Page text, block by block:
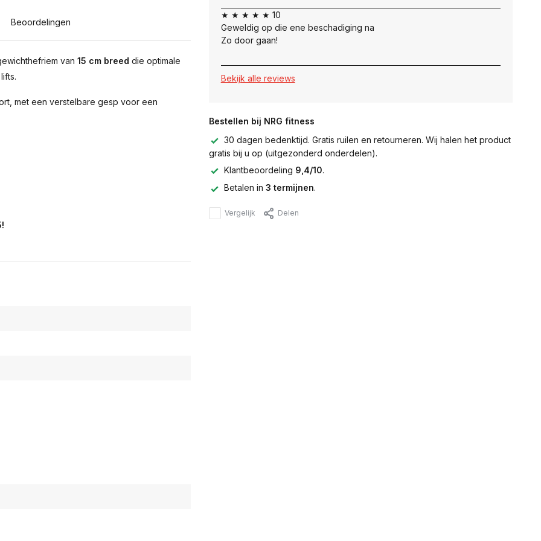
Beoordelingen
van 15 cm breed die optimale
met een verstelbare gesp voor een
★ ★ ★ ★ ★ 10
Geweldig op die ene beschadiging na
Zo door gaan!
Bekijk alle reviews
Bestellen bij NRG fitness
30 dagen bedenktijd. Gratis ruilen en retourneren. Wij halen het product
gratis bij u op (uitgezonderd onderdelen).
Klantbeoordeling 9,4/10.
Betalen in 3 termijnen.
Vergelijk Delen